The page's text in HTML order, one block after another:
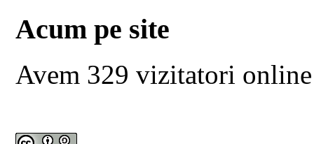
Acum pe site
Avem 329 vizitatori online